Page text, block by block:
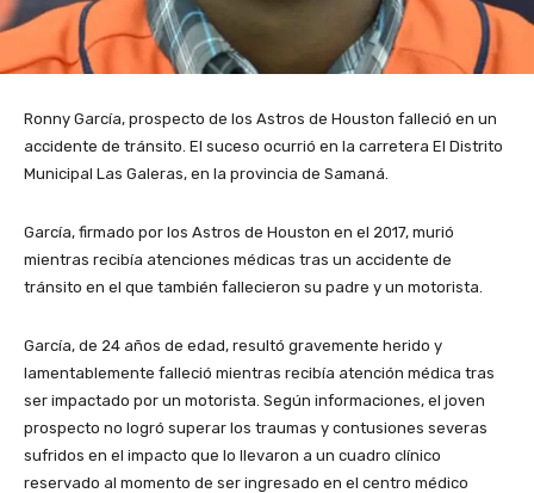
Ronny García, prospecto de los Astros de Houston falleció en un
accidente de tránsito. El suceso ocurrió en la carretera El Distrito
Municipal Las Galeras, en la provincia de Samaná.
García, firmado por los Astros de Houston en el 2017, murió
mientras recibía atenciones médicas tras un accidente de
tránsito en el que también fallecieron su padre y un motorista.
García, de 24 años de edad, resultó gravemente herido y
lamentablemente falleció mientras recibía atención médica tras
ser impactado por un motorista. Según informaciones, el joven
prospecto no logró superar los traumas y contusiones severas
sufridos en el impacto que lo llevaron a un cuadro clínico
reservado al momento de ser ingresado en el centro médico